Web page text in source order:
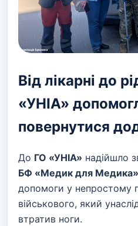
Від лікарні до
«УНІА»
повернутися
До ГО «УНІА» надійшло
БФ «Медик для Медика»
допомоги у непростому
військового, який
втратив ноги.